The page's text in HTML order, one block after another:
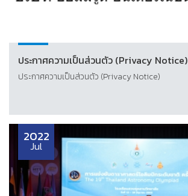
ประกาศความเป็นส่วนตัว (Privacy Notice)
ประกาศความเป็นส่วนตัว (Privacy Notice)
2022
Jul